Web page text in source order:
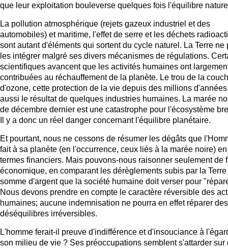
que leur exploitation bouleverse quelques fois l'équilibre
La pollution atmosphérique (rejets gazeux industriel et des
automobiles) et maritime, l'effet de serre et les déchets
sont autant d'éléments qui sortent du cycle naturel. La Terre ne
les intégrer malgré ses divers mécanismes de régulations.
scientifiques avancent que les activités humaines ont
contribuées au réchauffement de la planète. Le trou de la
d'ozone, cette protection de la vie depuis des millions
aussi le résultat de quelques industries humaines. La marée
de décembre dernier est une catastrophe pour l'écosystème
Il y a donc un réel danger concernant l'équilibre planétaire.
Et pourtant, nous ne cessons de résumer les dégâts que
fait à sa planète (en l'occurrence, ceux liés à la marée noire) en
termes financiers. Mais pouvons-nous raisonner seulement de
économique, en comparant les dérèglements subis par la Terre
somme d'argent que la société humaine doit verser pour
Nous devons prendre en compte le caractère réversible des
humaines; aucune indemnisation ne pourra en effet réparer des
déséquilibres irréversibles.
L'homme ferait-il preuve d'indifférence et d'insouciance à
son milieu de vie ? Ses préoccupations semblent s'attarder sur